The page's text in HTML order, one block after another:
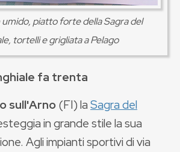
umido, piatto forte della Sagra del
tortelli e grigliata a Pelago
fa trenta
sull'Arno(FI) laSagra del
in grande stile la sua
Agli impianti sportivi di via